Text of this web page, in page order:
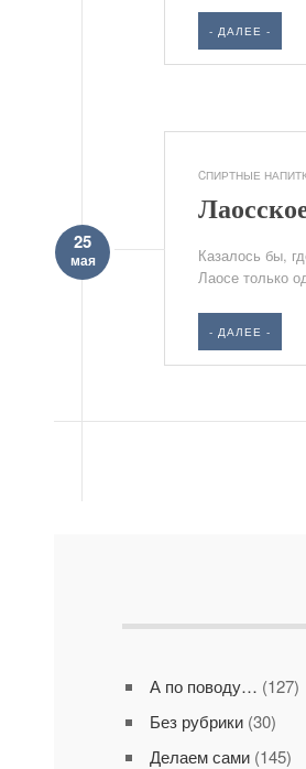
- ДАЛЕЕ -
CПИРТНЫЕ
25
мая
Казалось бы,
Лаосе только
- ДАЛЕЕ -
А по поводу… (127)
Без рубрики(30)
Делаем сами(145)